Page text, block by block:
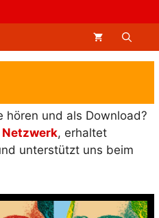
hören und als Download?
, erhaltet
unterstützt uns beim